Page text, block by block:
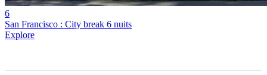
6
San Francisco : City break 6 nuits
Explore